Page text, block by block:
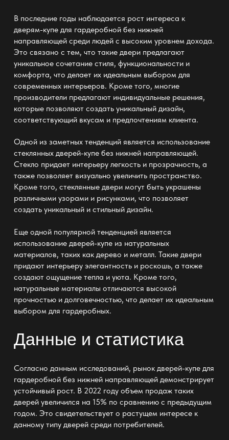
В последние годы наблюдается рост интереса к
дверям-купе для гардеробной без нижней
направляющей среди людей с высоким уровнем дохода.
Это связано с тем, что такие двери предлагают
уникальное сочетание стиля, функциональности и
комфорта, что делает их идеальным выбором для
современных интерьеров. Кроме того, многие
производители предлагают индивидуальные решения,
которые позволяют создать уникальный дизайн,
соответствующий вкусам и предпочтениям клиента.
Одной из заметных тенденций является использование
стеклянных дверей-купе без нижней направляющей.
Стекло придает интерьеру легкость и прозрачность, а
также позволяет визуально увеличить пространство.
Кроме того, стеклянные двери могут быть украшены
различными узорами и рисунками, что позволяет
создать уникальный и стильный дизайн.
Еще одной популярной тенденцией является
использование дверей-купе из натуральных
материалов, таких как дерево и металл. Такие двери
придают интерьеру элегантность и роскошь, а также
создают ощущение тепла и уюта. Кроме того,
натуральные материалы отличаются высокой
прочностью и долговечностью, что делает их идеальным
выбором для гардеробных.
Данные и статистика
Согласно данным исследований, рынок дверей-купе для
гардеробной без нижней направляющей демонстрирует
устойчивый рост. В 2022 году объем продаж таких
дверей увеличился на 15% по сравнению с предыдущим
годом. Это свидетельствует о растущем интересе к
данному типу дверей среди потребителей.